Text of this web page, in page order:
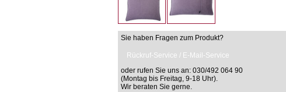
Sie haben Fragen zum Produkt?
Rückruf-Service / E-Mail-Service
oder rufen Sie uns an: 030/492 064 90
(Montag bis Freitag, 9-18 Uhr).
Wir beraten Sie gerne.